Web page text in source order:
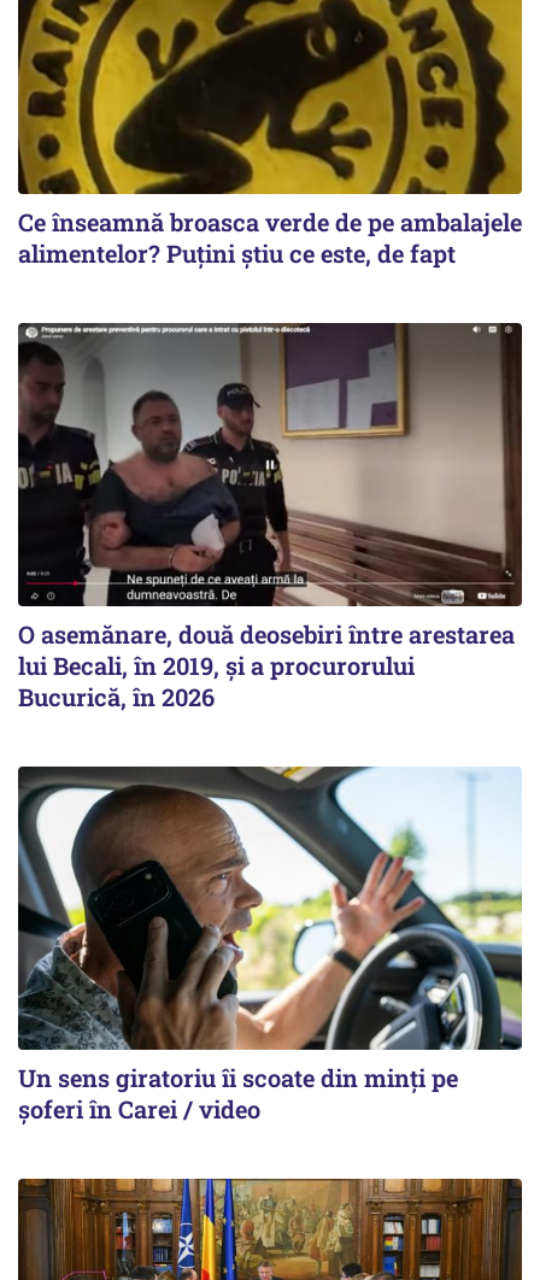
Ce înseamnă broasca verde de pe ambalajele
alimentelor? Puțini știu ce este, de fapt
O asemănare, două deosebiri între arestarea
lui Becali, în 2019, și a procurorului
Bucurică, în 2026
Un sens giratoriu îi scoate din minți pe
șoferi în Carei / video